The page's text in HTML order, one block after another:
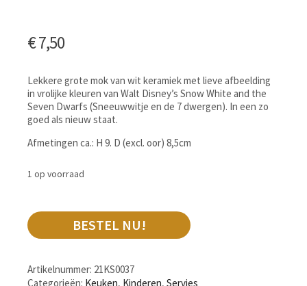
€7,50
Lekkere grote mok van wit keramiek met lieve afbeelding
in vrolijke kleuren van Walt Disney’s Snow White and the
Seven Dwarfs (Sneeuwwitje en de 7 dwergen). In een zo
goed als nieuw staat.
Afmetingen ca.: H 9. D (excl. oor) 8,5cm
1 op voorraad
BESTEL NU!
Artikelnummer: 21KS0037
Categorieën: Keuken, Kinderen, Servies